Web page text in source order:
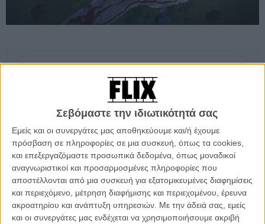
Σεβόμαστε την ιδιωτικότητά σας
Εμείς και οι συνεργάτες μας αποθηκεύουμε και/ή έχουμε
πρόσβαση σε πληροφορίες σε μια συσκευή, όπως τα cookies,
και επεξεργαζόμαστε προσωπικά δεδομένα, όπως μοναδικοί
αναγνωριστικοί και προσαρμοσμένες πληροφορίες που
αποστέλλονται από μια συσκευή για εξατομικευμένες διαφημίσεις
και περιεχόμενο, μέτρηση διαφήμισης και περιεχομένου, έρευνα
ακροατηρίου και ανάπτυξη υπηρεσιών. Με την άδειά σας, εμείς
και οι συνεργάτες μας ενδέχεται να χρησιμοποιήσουμε ακριβή
Google
Η τελευταία ταινία την οποία σκηνοθέτησε ο Τζον Κάρπεντερ ήταν
το«The Ward»το 2010 (γνωστό στην Ελλάδα ως «Ο Θάλαμος του
Τρόμου»), η οποία δυστυχώς δεν είχε καταφέρει να φτάσει το
επίπεδο των προηγούμενων ταινιών του. Από τότε ο Κάρμπεντερ
επικεντρώνονταν στην σκηνοθεσία διαφόρων video clip, αλλά και
στο γράψιμο του σεναρίου της νέας τριλογίας του «Halloween» σε
σκηνοθεσία Ντέιβιντ Γκόρντον Γκριν.
Αυτή την φορά επιστρέφει στην σκηνοθετική καρέκλα όχι για να